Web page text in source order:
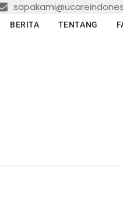
ZISWAF
BERITA TENTANG